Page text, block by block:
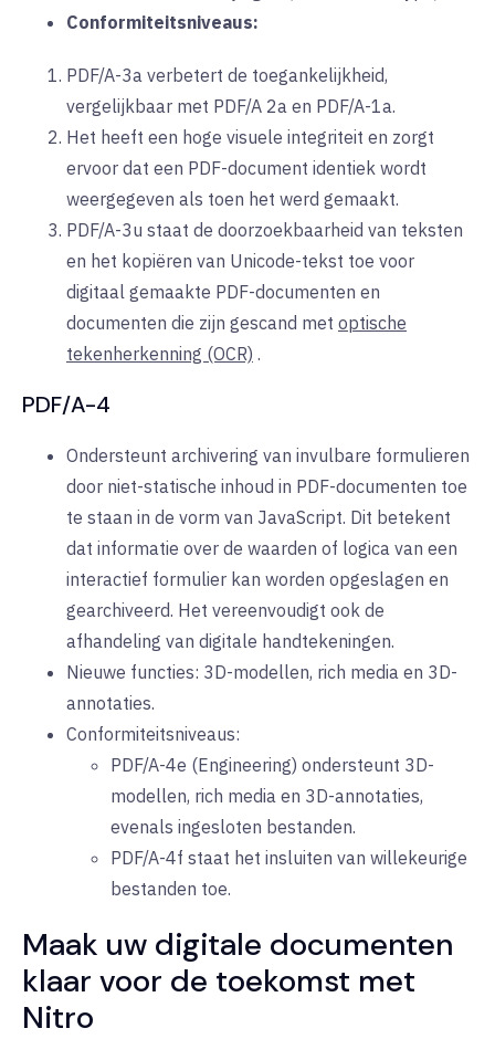
Conformiteitsniveaus:
PDF/A-3a verbetert de toegankelijkheid,
vergelijkbaar met PDF/A 2a en PDF/A-1a.
Het heeft een hoge visuele integriteit en zorgt
ervoor dat een PDF-document identiek wordt
weergegeven als toen het werd gemaakt.
PDF/A-3u staat de doorzoekbaarheid van teksten
en het kopiëren van Unicode-tekst toe voor
digitaal gemaakte PDF-documenten en
documenten die zijn gescand met optische
tekenherkenning (OCR) .
PDF/A-4
Ondersteunt archivering van invulbare formulieren
door niet-statische inhoud in PDF-documenten toe
te staan in de vorm van JavaScript. Dit betekent
dat informatie over de waarden of logica van een
interactief formulier kan worden opgeslagen en
gearchiveerd. Het vereenvoudigt ook de
afhandeling van digitale handtekeningen.
Nieuwe functies: 3D-modellen, rich media en 3D-
annotaties.
Conformiteitsniveaus:
PDF/A-4e (Engineering) ondersteunt 3D-
modellen, rich media en 3D-annotaties,
evenals ingesloten bestanden.
PDF/A-4f staat het insluiten van willekeurige
bestanden toe.
Maak uw digitale documenten
klaar voor de toekomst met
Nitro